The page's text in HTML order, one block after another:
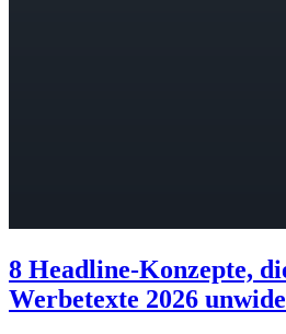
8 Headline-Konzepte,
Werbetexte 2026